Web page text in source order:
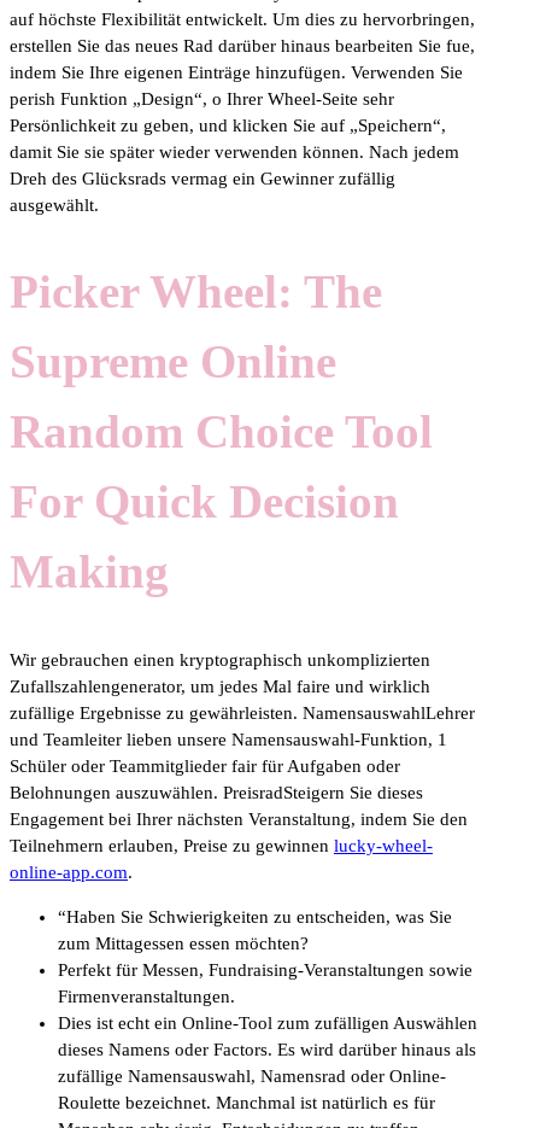
auf höchste Flexibilität entwickelt. Um dies zu hervorbringen,
erstellen Sie das neues Rad darüber hinaus bearbeiten Sie fue,
indem Sie Ihre eigenen Einträge hinzufügen. Verwenden Sie
perish Funktion „Design“, o Ihrer Wheel-Seite sehr
Persönlichkeit zu geben, und klicken Sie auf „Speichern“,
damit Sie sie später wieder verwenden können. Nach jedem
Dreh des Glücksrads vermag ein Gewinner zufällig
ausgewählt.
Picker Wheel: The
Supreme Online
Random Choice Tool
For Quick Decision
Making
Wir gebrauchen einen kryptographisch unkomplizierten
Zufallszahlengenerator, um jedes Mal faire und wirklich
zufällige Ergebnisse zu gewährleisten. NamensauswahlLehrer
und Teamleiter lieben unsere Namensauswahl-Funktion, 1
Schüler oder Teammitglieder fair für Aufgaben oder
Belohnungen auszuwählen. PreisradSteigern Sie dieses
Engagement bei Ihrer nächsten Veranstaltung, indem Sie den
Teilnehmern erlauben, Preise zu gewinnen lucky-wheel-
online-app.com.
“Haben Sie Schwierigkeiten zu entscheiden, was Sie
zum Mittagessen essen möchten?
Perfekt für Messen, Fundraising-Veranstaltungen sowie
Firmenveranstaltungen.
Dies ist echt ein Online-Tool zum zufälligen Auswählen
dieses Namens oder Factors. Es wird darüber hinaus als
zufällige Namensauswahl, Namensrad oder Online-
Roulette bezeichnet. Manchmal ist natürlich es für